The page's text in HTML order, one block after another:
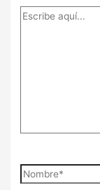
Escribe
Nombre*